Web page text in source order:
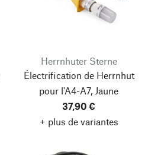
Herrnhuter Sterne
Électrification de Herrnhut
pour l'A4-A7, Jaune
37,90 €
+ plus de variantes